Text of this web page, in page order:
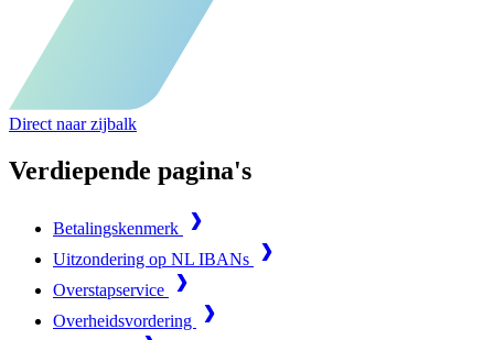
Direct naar zijbalk
Verdiepende pagina's
Betalingskenmerk
Uitzondering op NL IBANs
Overstapservice
Overheidsvordering